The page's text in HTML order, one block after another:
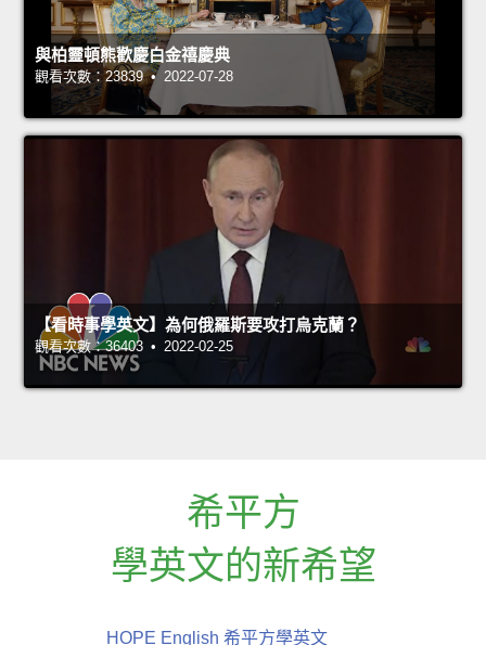
與柏靈頓熊歡慶白金禧慶典
觀看次數：23839 • 2022-07-28
【看時事學英文】為何俄羅斯要攻打烏克蘭？
觀看次數：36403 • 2022-02-25
希平方
學英文的新希望
HOPE English 希平方學英文